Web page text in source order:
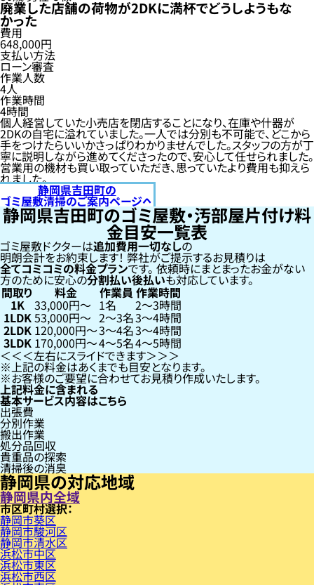
廃業した店舗の荷物が2DKに満杯でどうしようもな
かった
費用
648,000円
支払い方法
ローン審査
作業人数
4人
作業時間
4時間
個人経営していた小売店を閉店することになり、在庫や什器が
2DKの自宅に溢れていました。一人では分別も不可能で、どこから
手をつけたらいいかさっぱりわかりませんでした。スタッフの方が丁
寧に説明しながら進めてくださったので、安心して任せられました。
営業用の機材も買い取っていただき、思っていたより費用も抑えら
れました。
静岡県吉田町の
ゴミ屋敷清掃のご案内ページへ
静岡県吉田町のゴミ屋敷・汚部屋片付け料
金目安一覧表
ゴミ屋敷ドクターは追加費用一切なしの
明朗会計をお約束します！弊社がご提示するお見積りは
全てコミコミの料金プランです。依頼時にまとまったお金がない
方のために安心の分割払い後払いも対応しています。
間取り 料金 作業員 作業時間
1K 33,000円〜 1名 2〜3時間
1LDK53,000円〜 2〜3名3〜4時間
2LDK 120,000円〜3〜4名3〜4時間
3LDK 170,000円〜4〜5名4〜5時間
左右にスライドできます
上記の料金はあくまでも目安となります。
お客様のご要望に合わせてお見積り作成いたします。
上記料金に含まれる
基本サービス内容はこちら
出張費
分別作業
搬出作業
処分品回収
貴重品の探索
清掃後の消臭
静岡県の対応地域
静岡県内全域
市区町村
静岡市葵区
静岡市駿河区
静岡市清水区
浜松市中区
浜松市東区
浜松市西区